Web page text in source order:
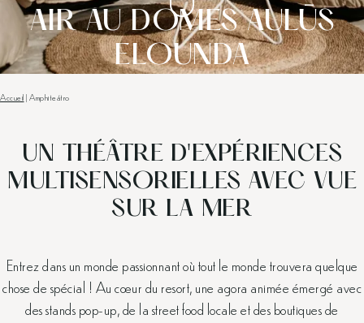
AIR AU DOMES AULŪS
ELOUNDA
Accueil | Amphiteátro
UN THÉÂTRE D'EXPÉRIENCES
MULTISENSORIELLES AVEC VUE
SUR LA MER
Entrez dans un monde passionnant où tout le monde trouvera quelque
chose de spécial ! Au cœur du resort, une agora animée émergé avec
des stands pop-up, de la street food locale et des boutiques de